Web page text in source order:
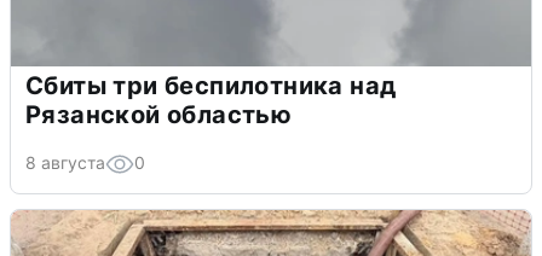
Сбиты три беспилотника над
Рязанской областью
8 августа 0